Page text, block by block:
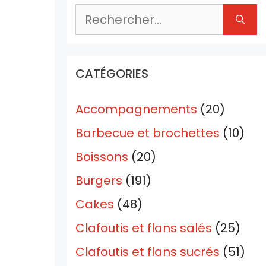
Rechercher :
CATÉGORIES
Accompagnements (20)
Barbecue et brochettes (10)
Boissons (20)
Burgers (191)
Cakes (48)
Clafoutis et flans salés (25)
Clafoutis et flans sucrés (51)